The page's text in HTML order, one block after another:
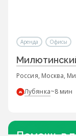
Аренда Офисы
Россия, Москва,
Лубянка~8 мин